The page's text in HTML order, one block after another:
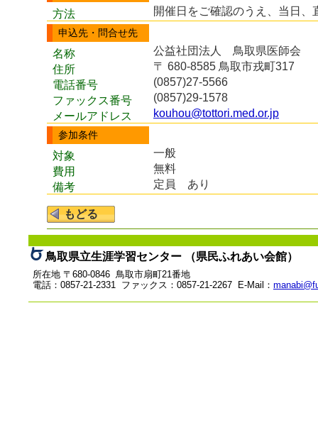
方法 開催日をご確認のうえ、当日
申込先・問合せ先
名称
公益社団法人 鳥取県医師会
住所
〒 680-8585 鳥取市戎町317
電話番号
(0857)27-5566
ファックス番号
(0857)29-1578
メールアドレス
kouhou@tottori.med.or.jp
参加条件
対象
一般
費用
無料
備考
定員 あり
鳥取県立生涯学習センター （県民ふれあい会館）
所在地 〒680-0846 鳥取市扇町21番地
電話：0857-21-2331 ファックス：0857-21-2267 E-Mail：